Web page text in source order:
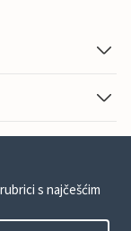
s najčešćim